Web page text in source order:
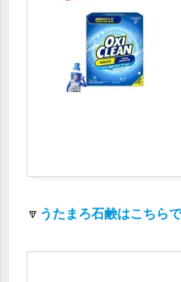
🔽 うたまろ石鹸はこちら